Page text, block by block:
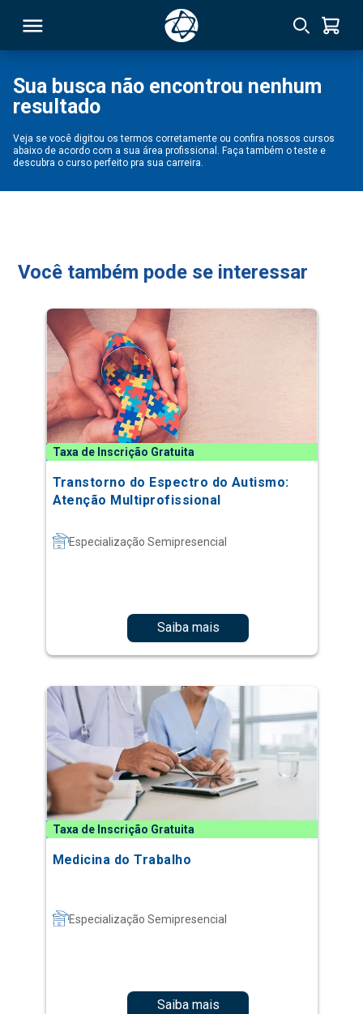
Sua busca não encontrou nenhum
resultado
Veja se você digitou os termos corretamente ou confira nossos cursos
abaixo de acordo com a sua área profissional. Faça também o teste e
descubra o curso perfeito pra sua carreira.
Você também pode se interessar
Taxa de Inscrição Gratuita
Transtorno do Espectro do Autismo:
Atenção Multiprofissional
Especialização Semipresencial
Saiba mais
Taxa de Inscrição Gratuita
Medicina do Trabalho
Especialização Semipresencial
Saiba mais